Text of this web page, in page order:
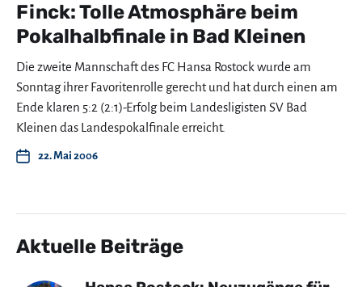
Finck: Tolle Atmosphäre beim
Pokalhalbfinale in Bad Kleinen
Die zweite Mannschaft des FC Hansa Rostock wurde am
Sonntag ihrer Favoritenrolle gerecht und hat durch einen am
Ende klaren 5:2 (2:1)-Erfolg beim Landesligisten SV Bad
Kleinen das Landespokalfinale erreicht.
22. Mai 2006
Aktuelle Beiträge